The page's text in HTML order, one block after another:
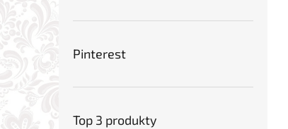
Pinterest
Top 3 produkty